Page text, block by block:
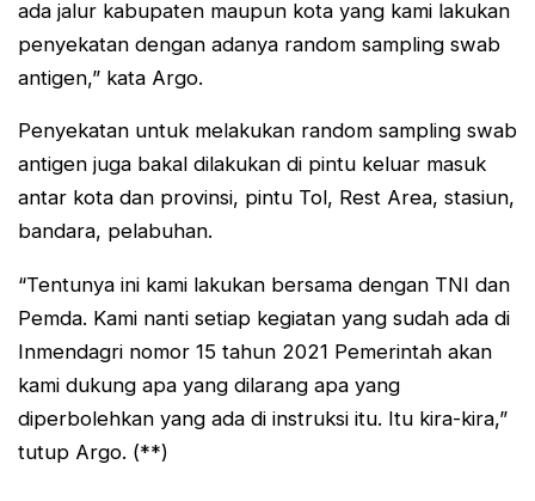
ada jalur kabupaten maupun kota yang kami lakukan
penyekatan dengan adanya random sampling swab
antigen,” kata Argo.
Penyekatan untuk melakukan random sampling swab
antigen juga bakal dilakukan di pintu keluar masuk
antar kota dan provinsi, pintu Tol, Rest Area, stasiun,
bandara, pelabuhan.
“Tentunya ini kami lakukan bersama dengan TNI dan
Pemda. Kami nanti setiap kegiatan yang sudah ada di
Inmendagri nomor 15 tahun 2021 Pemerintah akan
kami dukung apa yang dilarang apa yang
diperbolehkan yang ada di instruksi itu. Itu kira-kira,”
tutup Argo. (**)